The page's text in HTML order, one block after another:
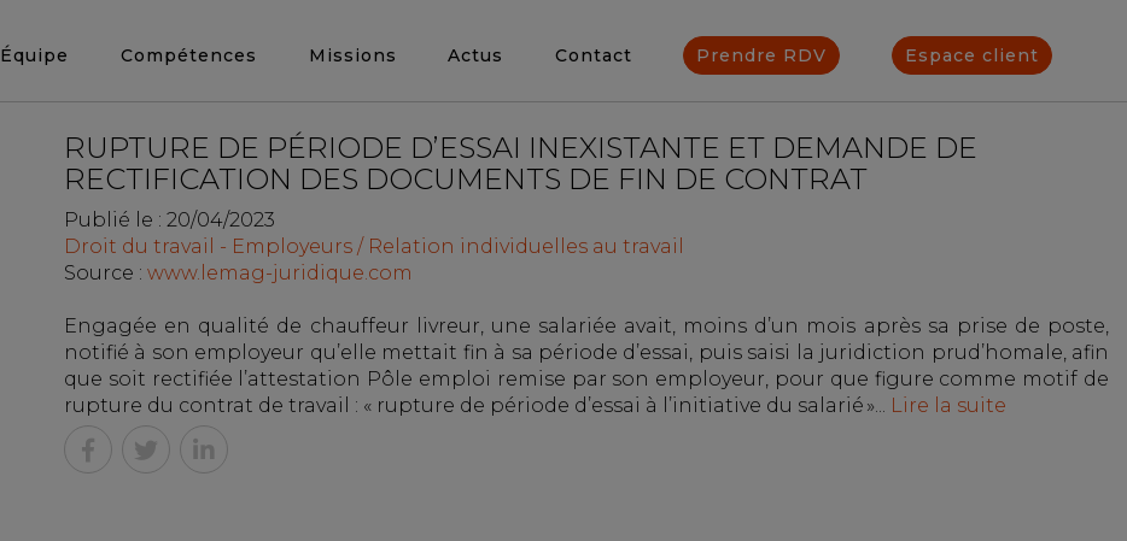
Équipe Compétences Missions Actus Contact Prendre RDV Espace client
RUPTURE DE PÉRIODE D’ESSAI INEXISTANTE ET DEMANDE DE
RECTIFICATION DES DOCUMENTS DE FIN DE CONTRAT
Publié le : 20/04/2023
Droit du travail - Employeurs / Relation individuelles au travail
Source : www.lemag-juridique.com
Engagée en qualité de chauffeur livreur, une salariée avait, moins d’un mois après sa prise de poste,
notifié à son employeur qu’elle mettait fin à sa période d’essai, puis saisi la juridiction prud’homale, afin
que soit rectifiée l’attestation Pôle emploi remise par son employeur, pour que figure comme motif de
rupture du contrat de travail : « rupture de période d’essai à l’initiative du salarié »... Lire la suite